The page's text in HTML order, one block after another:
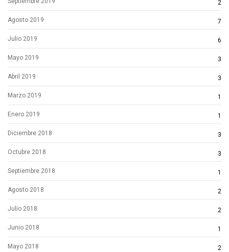
2
Agosto 2019 7
Julio 2019 6
Mayo 2019 3
Abril 2019 3
Marzo 2019 1
Enero 2019 1
Diciembre 2018 3
Octubre 2018 3
Septiembre 2018 1
Agosto 2018 2
Julio 2018 2
Junio 2018 1
Mayo 2018 2